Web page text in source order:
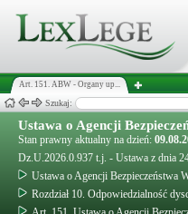
Art. 151. ABW - Organy up...
Szukaj:
Ustawa o Agencji
Stan prawny aktualny na dzień:
Dz.U.2026.0.937 t.j. - Ustawa z dnia
Ustawa o Agencji Bezpieczeństwa
Rozdział 10. Odpowiedzialność